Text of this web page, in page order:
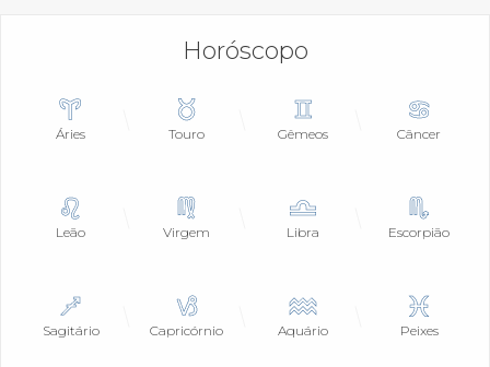
Horóscopo
Áries Touro Gêmeos Câncer
Leão Virgem Libra Escorpião
Sagitário Capricórnio Aquário Peixes